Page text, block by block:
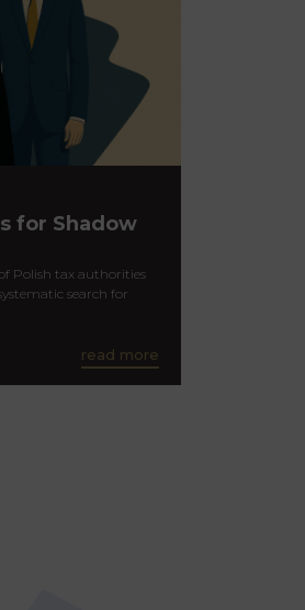
for Shadow
Polish tax authorities
search for
read more